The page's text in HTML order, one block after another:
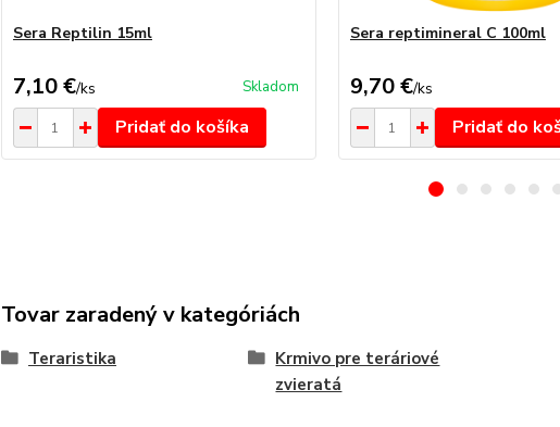
Sera Reptilin 15ml
7,10 €/ks Skladom
Pridať do košíka
Sera reptimineral C 100ml
9,70 €/ks
Pridať do
Tovar zaradený v kategóriách
Teraristika
Krmivo pre teráriové
zvieratá